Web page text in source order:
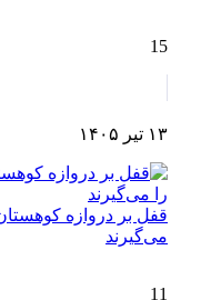
15
۱۳ تیر ۱۴۰۵
قفل بر دروازه
می‌گیرند
11